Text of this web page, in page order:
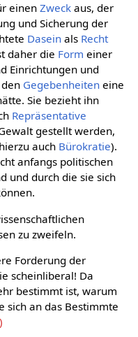
einenZweck aus, der
und Sicherung der
Dasein als Recht
daher die Form einer
Einrichtungen und
Gegebenheiten eine
Sie bezieht ihn
Repräsentative
gestellt werden,
auch Bürokratie).
anfangs politischen
und durch die sie sich
zu zweifeln.
Forderung der
scheinliberal! Da
bestimmt ist, warum
sich an das Bestimmte